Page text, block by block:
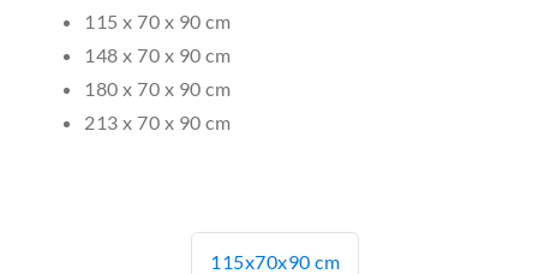
115 x 70 x 90 cm
148 x 70 x 90 cm
180 x 70 x 90 cm
213 x 70 x 90 cm
115x70x90 cm